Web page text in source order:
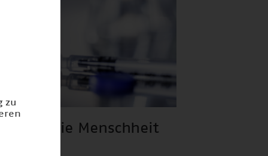
für die Menschheit
zu